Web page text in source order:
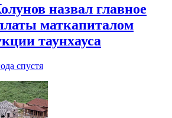
назвал главное
маткапиталом
таунхауса
спустя